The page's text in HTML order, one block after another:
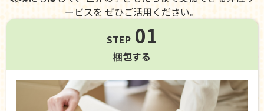
ービスを ぜひご活用ください。
STEP 01
梱包する